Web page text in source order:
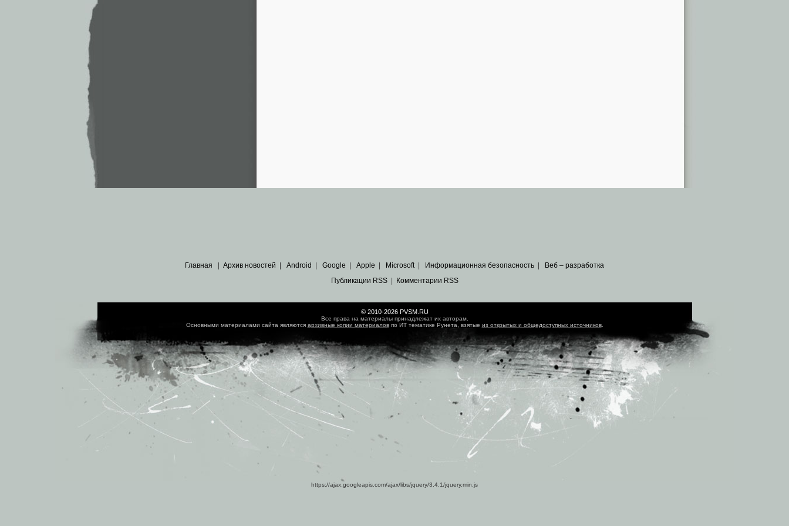
Главная Архив новостей Android Google Apple Microsoft| Информационная безопасность
Веб – разработка
Публикации RSS| Комментарии RSS
© 2010-2026 PVSM.RU
Все права на материалы принадлежат их авторам.
Основными материалами сайта являются архивные копии материаловпо ИТ тематике Рунета, взятые из открытых и общедоступных источников.
https://ajax.googleapis.com/ajax/libs/jquery/3.4.1/jquery.min.js